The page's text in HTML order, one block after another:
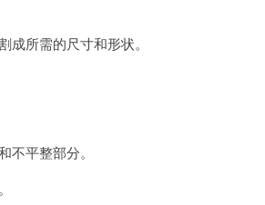
成所需的尺寸和形状。
不平整部分。